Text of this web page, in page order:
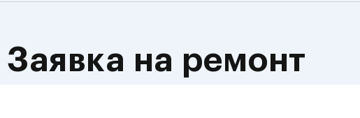
Заявка на ремонт